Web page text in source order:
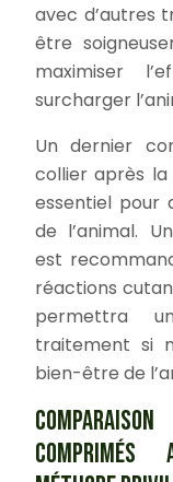
avec d’autres
être
maximiser
surcharger
Un dernier
collier après la
essentiel pour
de l’animal.
est
réactions
permettra
traitement si
bien-être de
COMPRIMÉS